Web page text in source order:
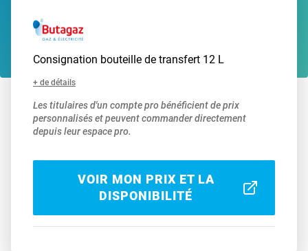
Consignation bouteille de transfert 12 L
+ de détails
Les titulaires d'un compte pro bénéficient de prix
personnalisés et peuvent commander directement
depuis leur espace pro.
VOIR MON PRIX ET LA
DISPONIBILITÉ